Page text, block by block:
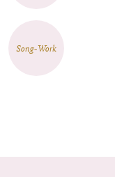
Song-Work